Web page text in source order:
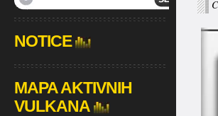
NOTICE
MAPA AKTIVNIH
VULKANA